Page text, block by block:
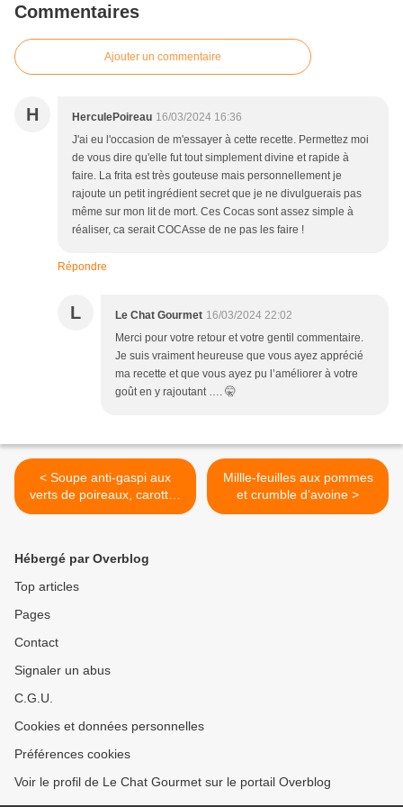
Commentaires
Ajouter un commentaire
H HerculePoireau 16/03/2024 16:36
J'ai eu l'occasion de m'essayer à cette recette. Permettez moi
de vous dire qu'elle fut tout simplement divine et rapide à
faire. La frita est très gouteuse mais personnellement je
rajoute un petit ingrédient secret que je ne divulguerais pas
même sur mon lit de mort. Ces Cocas sont assez simple à
réaliser, ca serait COCAsse de ne pas les faire !
Répondre
L Le Chat Gourmet 16/03/2024 22:02
Merci pour votre retour et votre gentil commentaire.
Je suis vraiment heureuse que vous ayez apprécié
ma recette et que vous ayez pu l’améliorer à votre
goût en y rajoutant …. 🤫
< Soupe anti-gaspi aux
verts de poireaux, carottes
et pommes de terre
Millle-feuilles aux pommes
et crumble d’avoine >
Hébergé par Overblog
Top articles
Pages
Contact
Signaler un abus
C.G.U.
Cookies et données personnelles
Préférences cookies
Voir le profil de Le Chat Gourmet sur le portail Overblog